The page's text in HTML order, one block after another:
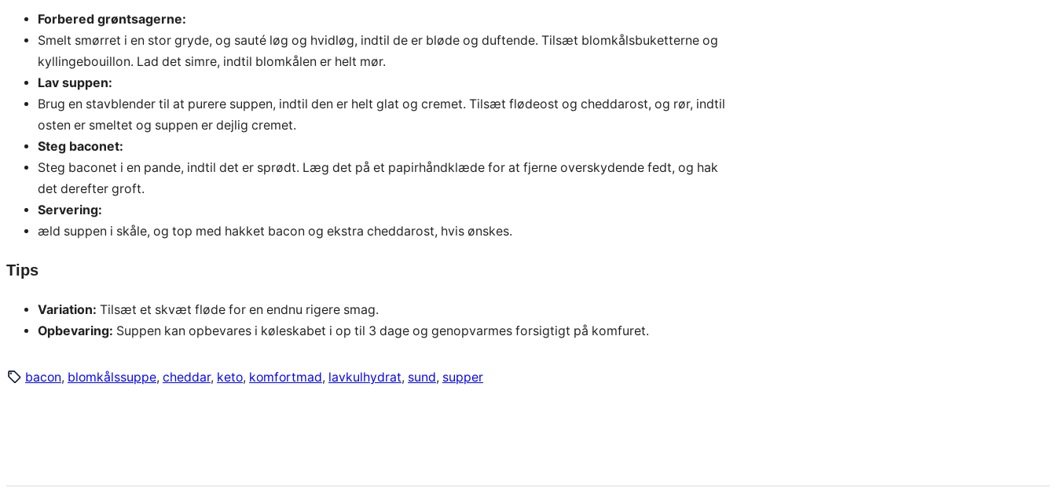
Forbered grøntsagerne:
Smelt smørret i en stor gryde, og sauté løg og hvidløg, indtil de er bløde og duftende. Tilsæt blomkålsbuketterne og
kyllingebouillon. Lad det simre, indtil blomkålen er helt mør.
Lav suppen:
Brug en stavblender til at purere suppen, indtil den er helt glat og cremet. Tilsæt flødeost og cheddarost, og rør, indtil
osten er smeltet og suppen er dejlig cremet.
Steg baconet:
Steg baconet i en pande, indtil det er sprødt. Læg det på et papirhåndklæde for at fjerne overskydende fedt, og hak
det derefter groft.
Servering:
æld suppen i skåle, og top med hakket bacon og ekstra cheddarost, hvis ønskes.
Tips
Variation: Tilsæt et skvæt fløde for en endnu rigere smag.
Opbevaring: Suppen kan opbevares i køleskabet i op til 3 dage og genopvarmes forsigtigt på komfuret.
bacon, blomkålssuppe, cheddar, keto, komfortmad, lavkulhydrat, sund, supper